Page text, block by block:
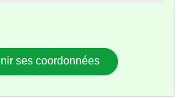
ses coordonnées